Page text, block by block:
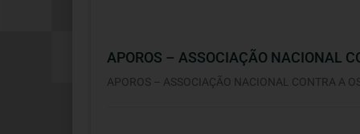
APOROS – ASSOCIAÇÃO NACIONAL
APOROS – ASSOCIAÇÃO NACIONAL CONTRA A